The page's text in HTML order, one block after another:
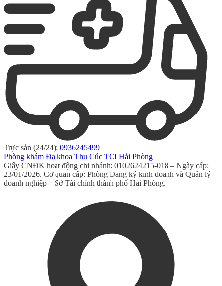
Trực sản (24/24): 0936245499
Phòng khám Đa khoa Thu Cúc TCI Hải Phòng
Giấy CNĐK hoạt động chi nhánh: 0102624215-018 – Ngày cấp:
23/01/2026. Cơ quan cấp: Phòng Đăng ký kinh doanh và Quản lý
doanh nghiệp – Sở Tài chính thành phố Hải Phòng.